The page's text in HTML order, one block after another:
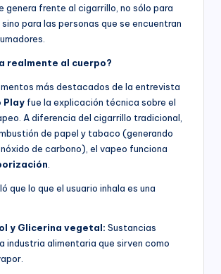
genera frente al cigarrillo, no sólo para
para las personas que se encuentran
realmente al cuerpo?
más destacados de la entrevista
Play fue la explicación técnica sobre el
A diferencia del cigarrillo tradicional,
de papel y tabaco (generando
de carbono), el vapeo funciona
.
que lo que el usuario inhala es una
y Glicerina vegetal: Sustancias
industria alimentaria que sirven como